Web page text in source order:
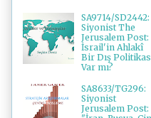
SA9714/SD2442:
Siyonist The
Jerusalem Post:
İsrail'in Ahlakî
Bir Dış
Var mı?
SA8633/TG296:
Siyonist
Jerusalem Post: